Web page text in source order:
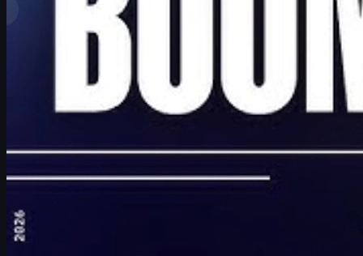
Topranglijst